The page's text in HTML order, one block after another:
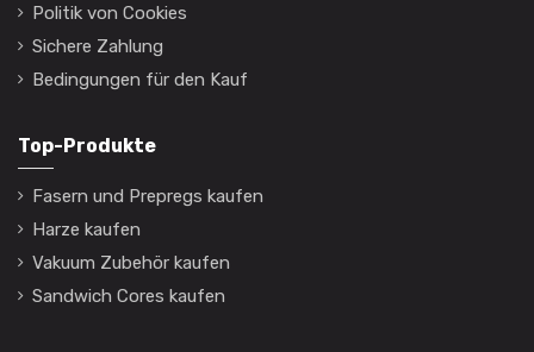
Politik von Cookies
Sichere Zahlung
Bedingungen für den Kauf
Top-Produkte
Fasern und Prepregs kaufen
Harze kaufen
Vakuum Zubehör kaufen
Sandwich Cores kaufen